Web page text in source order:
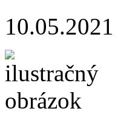
10.05.2021